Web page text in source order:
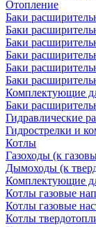
Отопление
Баки
Баки
Баки
Баки
Баки
Баки
Комплектующие
Баки
Гидравлические
Гидрострелки и
Котлы
Газоходы (к
Дымоходы (к
Комплектующие
Котлы газовые
Котлы газовые
Котлы